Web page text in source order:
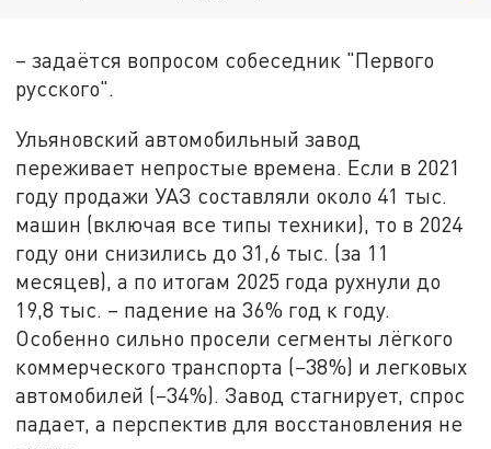
– задаётся вопросом собеседник "Первого
русского".
Ульяновский автомобильный завод
переживает непростые времена. Если в 2021
году продажи УАЗ составляли около 41 тыс.
машин (включая все типы техники), то в 2024
году они снизились до 31,6 тыс. (за 11
месяцев), а по итогам 2025 года рухнули до
19,8 тыс. – падение на 36% год к году.
Особенно сильно просели сегменты лёгкого
коммерческого транспорта (−38%) и легковых
автомобилей (−34%). Завод стагнирует, спрос
падает, а перспектив для восстановления не